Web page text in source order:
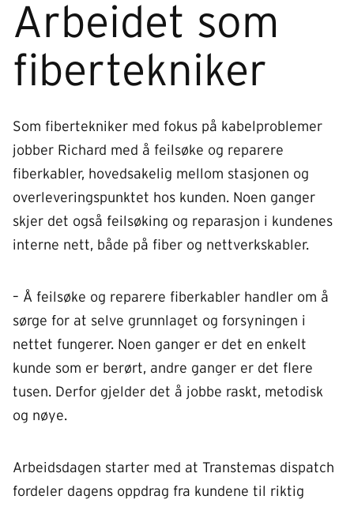
Arbeidet som
fibertekniker
Som fibertekniker med fokus på kabelproblemer
jobber Richard med å feilsøke og reparere
fiberkabler, hovedsakelig mellom stasjonen og
overleveringspunktet hos kunden. Noen ganger
skjer det også feilsøking og reparasjon i kundenes
interne nett, både på fiber og nettverkskabler.
– Å feilsøke og reparere fiberkabler handler om å
sørge for at selve grunnlaget og forsyningen i
nettet fungerer. Noen ganger er det en enkelt
kunde som er berørt, andre ganger er det flere
tusen. Derfor gjelder det å jobbe raskt, metodisk
og nøye.
Arbeidsdagen starter med at Transtemas dispatch
fordeler dagens oppdrag fra kundene til riktig